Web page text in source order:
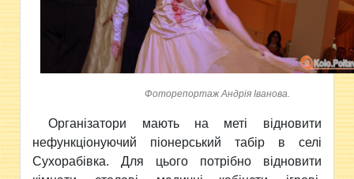
Фоторепортаж Андрія Іванова.
Організатори мають на меті відновити
нефункціонуючий піонерський табір в селі
Сухорабівка. Для цього потрібно відновити